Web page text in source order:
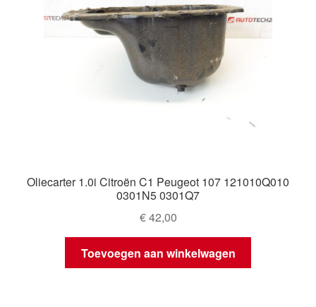
Oliecarter 1.0i Citroën C1 Peugeot 107 121010Q010
0301N5 0301Q7
€42,00
Toevoegen aan winkelwagen